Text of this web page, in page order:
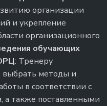
организации
и укрепление
организационного
обучающих
: Тренеру
выбрать методы и
в соответствии с
а также поставленными